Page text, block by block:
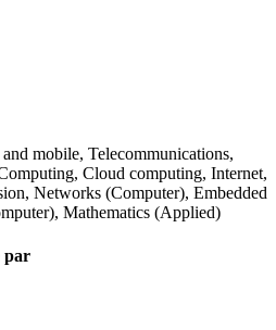
mobile, Telecommunications,
Cloud computing, Internet,
Networks (Computer), Embedded
Mathematics (Applied)
par